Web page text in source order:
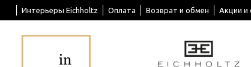
Интерьеры Eichholtz Оплата Возврат и обмен Акции и